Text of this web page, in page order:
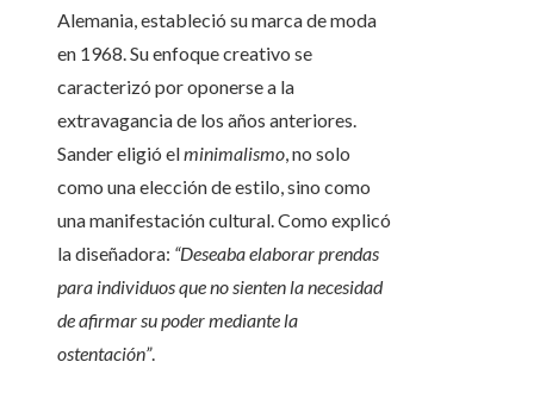
Alemania, estableció su marca de moda
en 1968. Su enfoque creativo se
caracterizó por oponerse a la
extravagancia de los años anteriores.
Sander eligió elminimalismo, no solo
como una elección de estilo, sino como
una manifestación cultural. Como explicó
la diseñadora: “Deseaba elaborar prendas
para individuos que no sienten la necesidad
de afirmar su poder mediante la
ostentación”.